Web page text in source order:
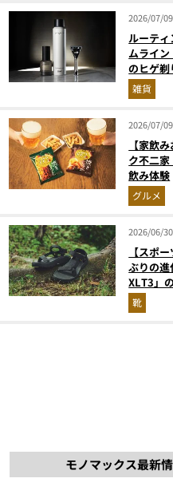
2026/07/
ルーテ
ムライ
のヒゲ剃
雑貨
2026/07/
【家飲
ク不二
飲み体験
グルメ
2026/06/
【スポ
ぶりの進
XLT3」
解説！
靴
モノマックス最新